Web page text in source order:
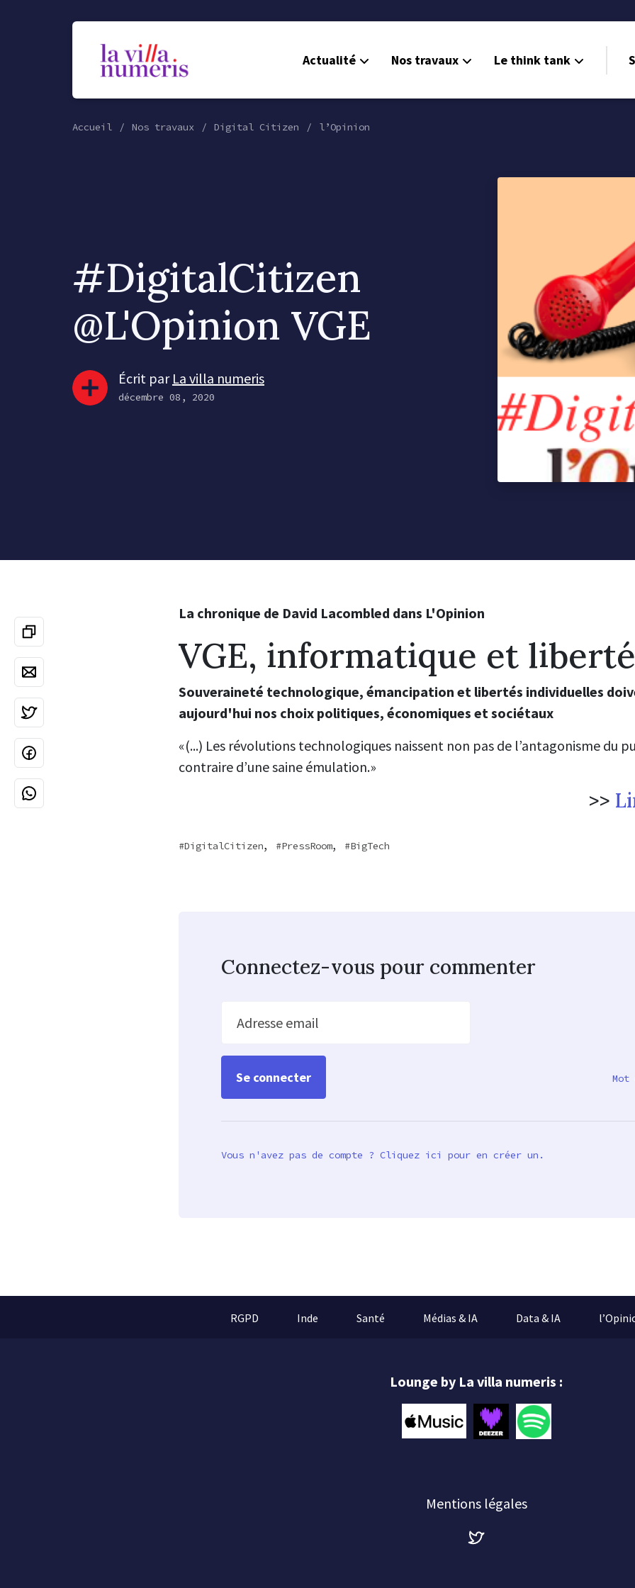
Actualité Nos travaux Le think tank
Accueil Nos travaux Digital Citizen l’Opinion
#DigitalCitizen
@L'Opinion VGE
Écrit par La villa numeris
décembre 08, 2020
La chronique de David Lacombled dans L'Opinion
VGE, informatique et
Souveraineté technologique, émancipation et libertés individuelles
aujourd'hui nos choix politiques, économiques et sociétaux
«(...) Les révolutions technologiques naissent non pas de l’antagonisme du
contraire d’une saine émulation.»
>>
DigitalCitizen, PressRoom, BigTech
Connectez-vous pour commenter
Adresse email
Mot
Vous n'avez pas de compte ? Cliquez ici pour en créer un.
RGPD Inde Santé Médias & IA Data & IA
Lounge by La villa numeris :
Mentions légales